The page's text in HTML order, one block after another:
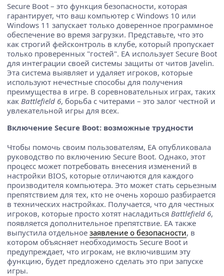
Secure Boot – это функция безопасности, которая
гарантирует, что ваш компьютер с Windows 10 или
Windows 11 запускает только доверенное программное
обеспечение во время загрузки. Представьте, что это
как строгий фейсконтроль в клубе, который пропускает
только проверенных "гостей". EA использует Secure Boot
для интеграции своей системы защиты от читов Javelin.
Эта система выявляет и удаляет игроков, которые
используют нечестные способы для получения
преимущества в игре. В соревновательных играх, таких
как Battlefield 6, борьба с читерами – это залог честной и
увлекательной игры для всех.
Включение Secure Boot: возможные трудности
Чтобы помочь своим пользователям, EA опубликовала
руководство по включению Secure Boot. Однако, этот
процесс может потребовать внесения изменений в
настройки BIOS, которые отличаются для каждого
производителя компьютера. Это может стать серьезным
препятствием для тех, кто не очень хорошо разбирается
в технических настройках. Получается, что для честных
игроков, которые просто хотят насладиться Battlefield 6,
появляется дополнительное препятствие. EA также
выпустила отдельное заявление о безопасности, в
котором объясняет необходимость Secure Boot и
предупреждает, что игрокам, не включившим эту
функцию, будет предложено сделать это при запуске
игры.